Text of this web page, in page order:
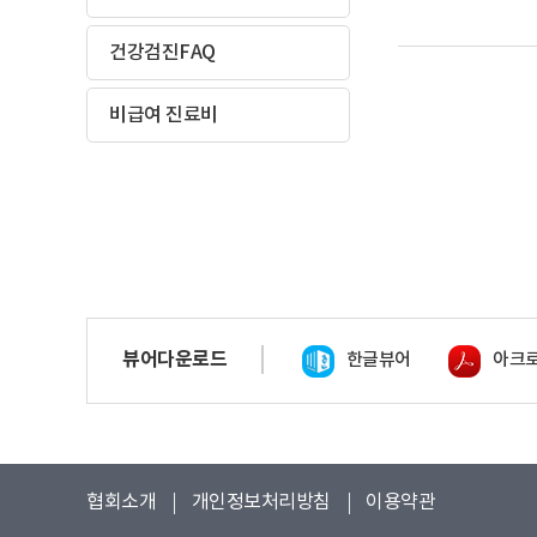
건강검진FAQ
비급여 진료비
뷰어다운로드 한글뷰어 아크
협회소개 개인정보처리방침 이용약관